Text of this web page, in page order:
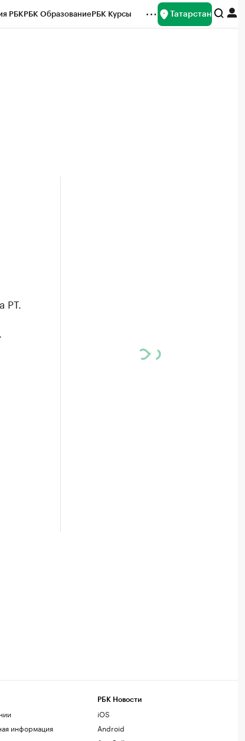
РБКРБК ОбразованиеРБК Курсы Татарстан
РТ.
информация
РБК Новости
iOS
Android